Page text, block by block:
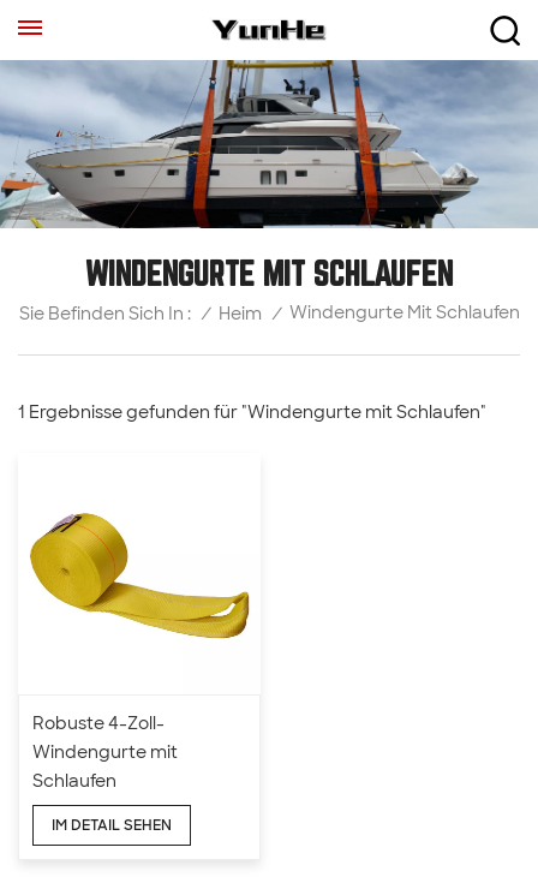
WINDENGURTE MIT SCHLAUFEN
Sie Befinden Sich In : / Heim / Windengurte Mit Schlaufen
1 Ergebnisse gefunden für "Windengurte mit Schlaufen"
Robuste 4-Zoll-
Windengurte mit
Schlaufen
IM DETAIL SEHEN